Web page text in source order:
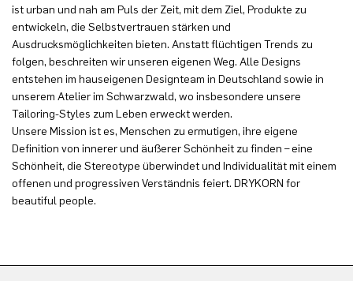
ist urban und nah am Puls der Zeit, mit dem Ziel, Produkte zu
entwickeln, die Selbstvertrauen stärken und
Ausdrucksmöglichkeiten bieten. Anstatt flüchtigen Trends zu
folgen, beschreiten wir unseren eigenen Weg. Alle Designs
entstehen im hauseigenen Designteam in Deutschland sowie in
unserem Atelier im Schwarzwald, wo insbesondere unsere
Tailoring-Styles zum Leben erweckt werden.
Unsere Mission ist es, Menschen zu ermutigen, ihre eigene
Definition von innerer und äußerer Schönheit zu finden – eine
Schönheit, die Stereotype überwindet und Individualität mit einem
offenen und progressiven Verständnis feiert. DRYKORN for
beautiful people.